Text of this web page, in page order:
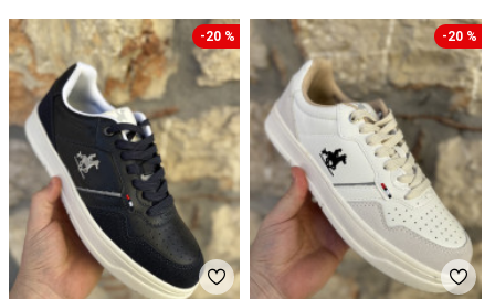
-20 % -20 %